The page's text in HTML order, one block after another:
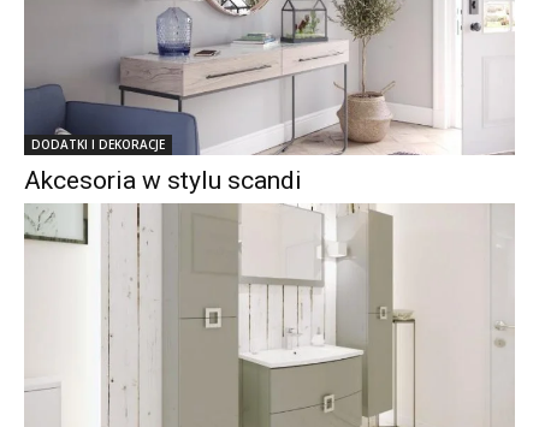
DODATKI I DEKORACJE
Akcesoria w stylu scandi